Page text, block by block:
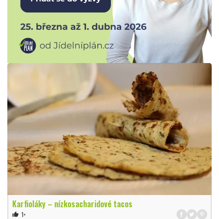
Karfioláky – nízkosacharidové tacos
thumb_up 1×